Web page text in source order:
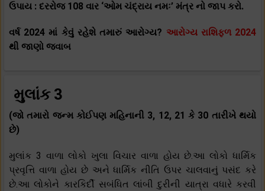
ઉપાય : દરરોજ 108 વાર ‘ઓમ ચંદ્રાય નમઃ’ મંત્ર નો જાપ કરો.
વર્ષ 2024 માં કેવું રહેશે તમારું આરોગ્ય? આરોગ્ય રાશિફળ 2024
થી જાણો જવાબ
મુલાંક 3
(જો તમારો જન્મ કોઈપણ મહિનાની 3, 12, 21 કે 30 તારીખે થયો
છે)
મુલાંક 3 વાળા લોકો ખુલા વિચાર વાળા હોય છે.આ લોકો ધાર્મિક
પ્રવૃત્તિ વાળા હોય છે અને ધાર્મિક નીતિ ઉપર ચાલવાનું પસંદ કરે
છે.આ લોકોને કારકિર્દી સબંધિત લાંબી દુરીની યાત્રા વધારે કરવી